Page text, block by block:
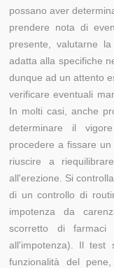
possano aver
prendere nota di
presente, valutarne
adatta alla specifiche
dunque ad un attento
verificare eventuali
In molti casi, anche
determinare il
procedere a fissare
riuscire a
all'erezione. Si
di un controllo di
impotenza da
scorretto di farmaci
all'impotenza). Il test
funzionalità del